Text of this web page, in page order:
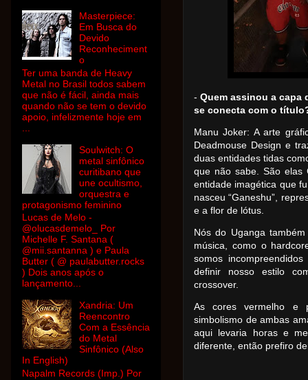
-Quem assinou a capa
se conecta com o
Manu Joker: A arte
Deadmouse Design e
duas entidades tidas
que não sabe. São elas
entidade imagética que
nasceu “Ganeshu”,
e a flor de lótus.
Nós do Uganga
música, como o
somos
definir nosso estilo
crossover.
As cores vermelho e
simbolismo de ambas
aqui levaria horas e
diferente, então prefiro
Masterpiece:
Em Busca do
Devido
Reconheciment
o
Ter uma banda de Heavy
Metal no Brasil todos sabem
que não é fácil, ainda mais
quando não se tem o devido
apoio, infelizmente hoje em
Soulwitch: O
metal sinfônico
curitibano que
une ocultismo,
orquestra e
protagonismo feminino
Lucas de Melo -
@olucasdemelo_ Por
Michelle F. Santana (
@mii.santanna ) e Paula
Butter ( @ paulabutter.rocks
) Dois anos após o
lançamento...
Xandria: Um
Reencontro
Com a Essência
do Metal
Sinfônico (Also
In English)
Napalm Records (Imp.) Por